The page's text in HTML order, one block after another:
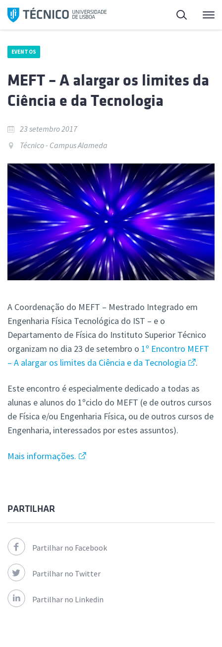
Saltar
para
Pesquisa
EVENTOS
MEFT – A alargar os limites da
Ciência e da Tecnologia
23 setembro 2017
Técnico - Campus Alameda
A Coordenação do MEFT – Mestrado Integrado em
Engenharia Física Tecnológica do IST – e o
Departamento de Física do Instituto Superior Técnico
organizam no dia 23 de setembro o 1º Encontro MEFT
– A alargar os limites da Ciência e da Tecnologia
.
Este encontro é especialmente dedicado a todas as
alunas e alunos do 1ºciclo do MEFT (e de outros cursos
de Física e/ou Engenharia Física, ou de outros cursos de
Engenharia, interessados por estes assuntos).
Mais informações.
PARTILHAR
Partilhar no Facebook
Partilhar no Twitter
Partilhar no Linkedin